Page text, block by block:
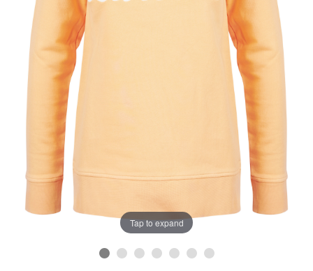
Tap to expand